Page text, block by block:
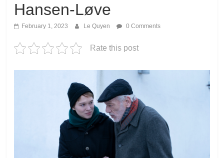
Hansen-Løve
February 1, 2023 Le Quyen 0 Comments
Rate this post